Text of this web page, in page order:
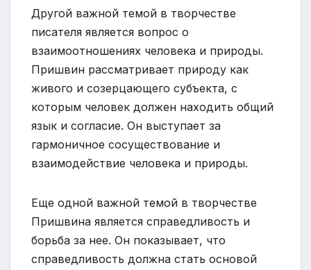
Другой важной темой в творчестве
писателя является вопрос о
взаимоотношениях человека и природы.
Пришвин рассматривает природу как
живого и созерцающего субъекта, с
которым человек должен находить общий
язык и согласие. Он выступает за
гармоничное сосуществование и
взаимодействие человека и природы.
Еще одной важной темой в творчестве
Пришвина является справедливость и
борьба за нее. Он показывает, что
справедливость должна стать основой